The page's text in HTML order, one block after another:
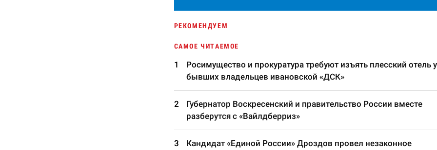
РЕКОМЕНДУЕМ
САМОЕ ЧИТАЕМОЕ
Росимущество и прокуратура требуют изъять плесский отель у
бывших владельцев ивановской «ДСК»
Губернатор Воскресенский и правительство России вместе
разберутся с «Вайлдберриз»
Кандидат «Единой России» Дроздов провел незаконное